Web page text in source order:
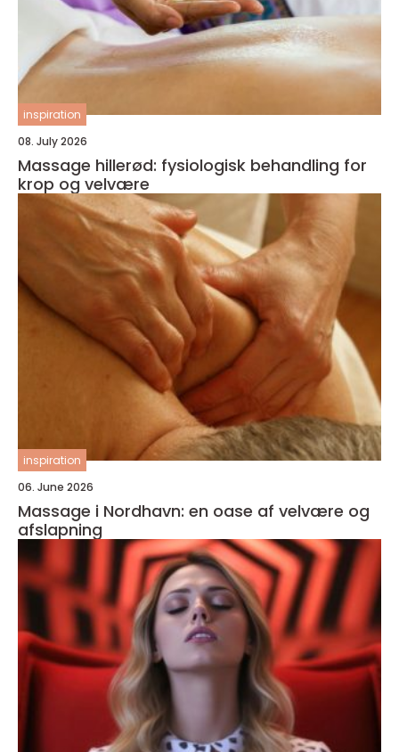
inspiration
08. July 2026
Massage hillerød: fysiologisk behandling for
krop og velvære
inspiration
06. June 2026
Massage i Nordhavn: en oase af velvære og
afslapning